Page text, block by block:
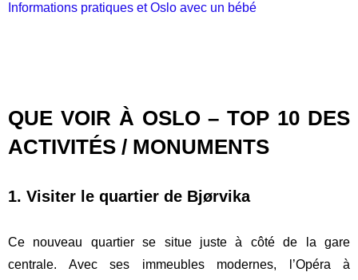
Informations pratiques et Oslo avec un bébé
QUE VOIR À OSLO – TOP 10 DES
ACTIVITÉS / MONUMENTS
1. Visiter le quartier de Bjørvika
Ce nouveau quartier se situe juste à côté de la gare
centrale. Avec ses immeubles modernes, l’Opéra à